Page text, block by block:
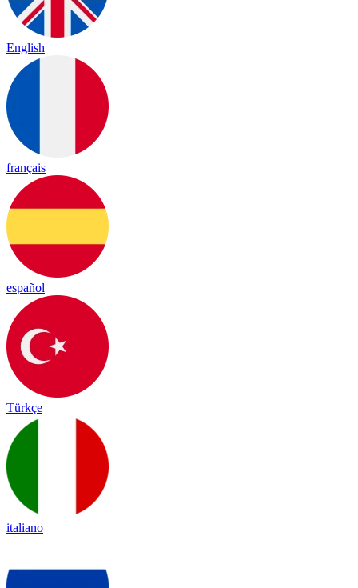
English
français
español
Türkçe
italiano